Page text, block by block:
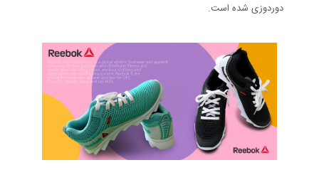
دوردوزی شده است.